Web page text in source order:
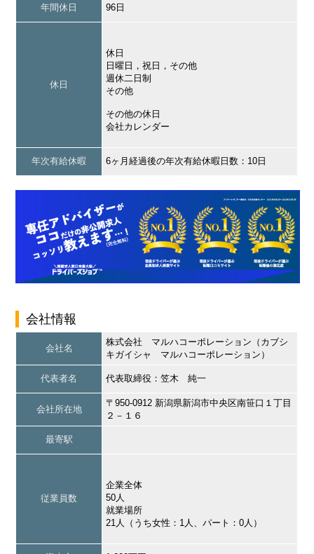
年間休日 96日
休日
休日
日曜日，祝日，その他
週休二日制
その他
その他の休日
会社カレンダー
年次有給休暇 6ヶ月経過後の年次有給休暇日数：10日
会社情報
会社名
株式会社 マルハコーポレーション（カブシ
キガイシャ マルハコーポレーション）
代表者名 代表取締役：笠木 純一
会社所在地
〒950-0912 新潟県新潟市中央区南笹口１丁目
２－１６
最寄駅
従業員数
企業全体
50人
就業場所
21人（うち女性：1人、パート：0人）